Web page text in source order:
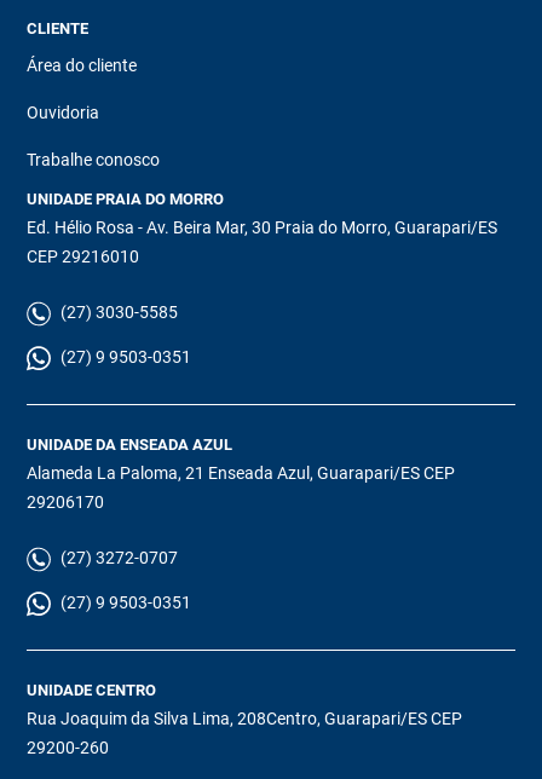
CLIENTE
Área do cliente
Ouvidoria
Trabalhe conosco
UNIDADE PRAIA DO MORRO
Ed. Hélio Rosa - Av. Beira Mar, 30 Praia do Morro, Guarapari/ES
CEP 29216010
(27) 3030-5585
(27) 9 9503-0351
UNIDADE DA ENSEADA AZUL
Alameda La Paloma, 21 Enseada Azul, Guarapari/ES CEP
29206170
(27) 3272-0707
(27) 9 9503-0351
UNIDADE CENTRO
Rua Joaquim da Silva Lima, 208Centro, Guarapari/ES CEP
29200-260